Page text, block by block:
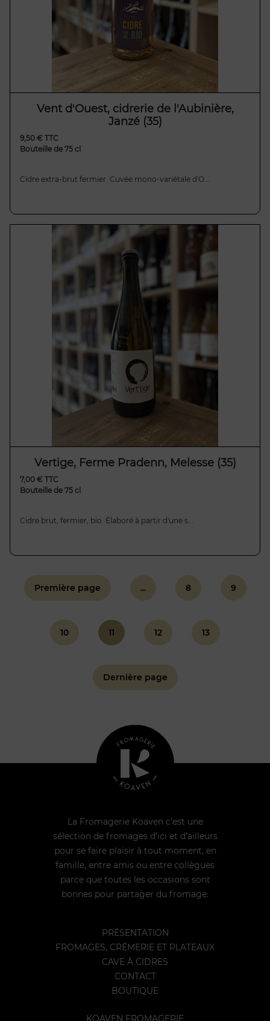
Vent d'Ouest, cidrerie de l'Aubinière,
Janzé (35)
9,50 € TTC
Bouteille de 75 cl
Cidre extra-brut fermier. Cuvée mono-variétale d'O...
Vertige, Ferme Pradenn, Melesse (35)
7,00 € TTC
Bouteille de 75 cl
Cidre brut, fermier, bio. Élaboré à partir d'une s...
Première page ... 8 9
10 11 12 13
Dernière page
La Fromagerie Koaven c’est une
sélection de fromages d’ici et d’ailleurs
pour se faire plaisir à tout moment, en
famille, entre amis ou entre collègues
parce que toutes les occasions sont
bonnes pour partager du fromage.
PRÉSENTATION
FROMAGES, CRÉMERIE ET PLATEAUX
CAVE À CIDRES
CONTACT
BOUTIQUE
KOAVEN FROMAGERIE